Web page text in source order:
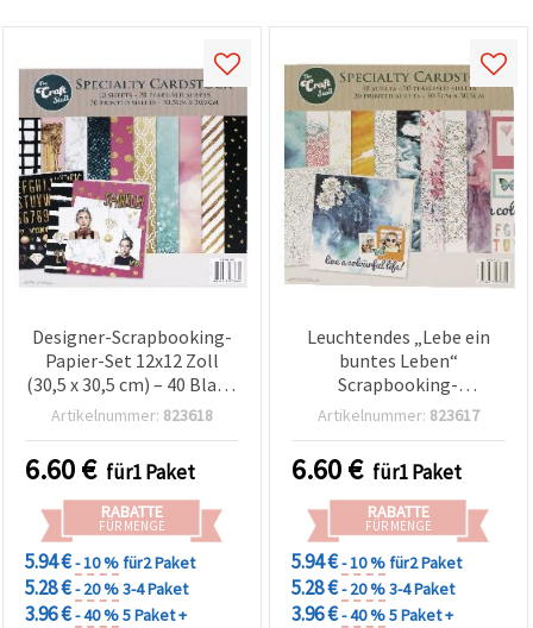
widerrufen.
Impressum
Datenschutzerklärung
Cookie-
Richtlinie
Alle
akzeptieren
Cookie-
Designer-Scrapbooking-
Papier-Set 12x12 Zoll
(30,5 x 30,5 cm) – 40 Blatt,
20 gemischte Designs
Schimmer) – Metallic-
Look in Gold- &
Silberfarben – für
Scrapbooking,
Kartenbasteln & DIY-
Bastelprojekte
Artikelnummer: 823618
6.60€ für1 Paket
RABATTE
FÜR MENGE
5.94 €- 10 %für2 Paket
5.28 €- 20 %3-4 Paket
3.96 €- 40 %5 Paket +
Leuchtendes „Lebe ein
buntes Leben“
Scrapbooking-
Bastelpapier, 12x12“ (30,5
einzigartige, mehrfarbige
Motive (bedruckt &
perlmuttglänzend) –
perfekt für Scrapbooks,
Karten & DIY-
Bastelprojekte
Artikelnummer: 823617
6.60€ für1 Paket
RABATTE
FÜR MENGE
5.94 €- 10 %für2 Paket
5.28 €- 20 %3-4 Paket
3.96 €- 40 %5 Paket +